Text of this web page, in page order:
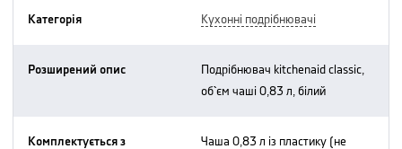
Категорія кухонні подрібнювачі
Розширений опис
об`єм чаші 0,83 л, білий
Комплектується з
чаша 0,83 л із пластику (не